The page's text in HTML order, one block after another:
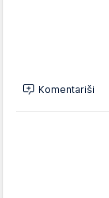
Komentariši